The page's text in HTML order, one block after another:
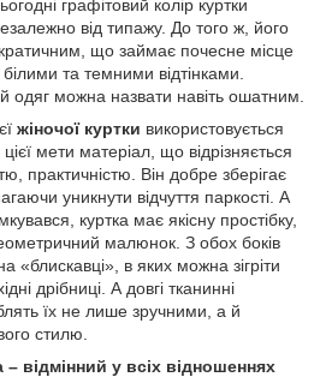
графітовий колір куртки
від типажу. До того ж, його
що займає почесне місце
та темними відтінками.
одяг можна назвати навіть ошатним.
жіночої куртки використовується
мети матеріал, що відрізняється
практичністю. Він добре зберігає
уникнути відчуття паркості. А
куртка має якісну простібку,
малюнок. З обох боків
«блискавці», в яких можна зігріти
дрібниці. А довгі тканинні
їх не лише зручними, а й
стилю.
відмінний у всіх відношеннях